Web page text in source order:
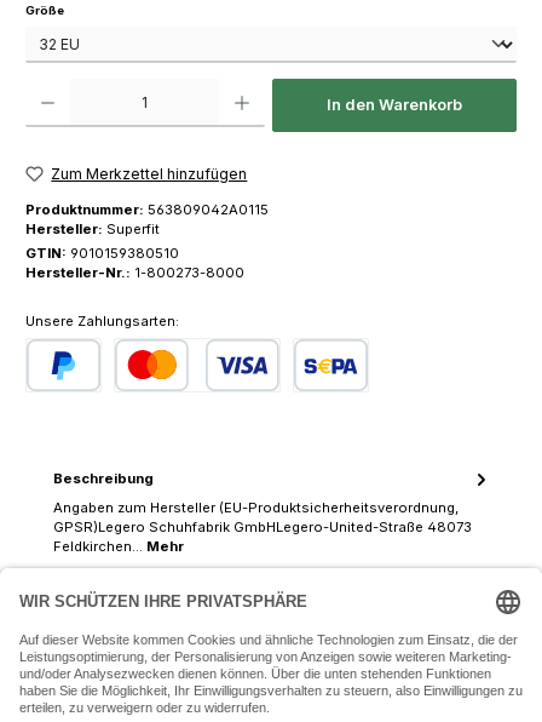
Größeauswählen
In den Warenkorb
Zum Merkzettel hinzufügen
Produktnummer: 563809042A0115
Hersteller: Superfit
GTIN: 9010159380510
Hersteller-Nr.: 1-800273-8000
Unsere Zahlungsarten:
Beschreibung
Angaben zum Hersteller (EU-Produktsicherheitsverordnung,
GPSR)Legero Schuhfabrik GmbHLegero-United-Straße 48073
Feldkirchen… Mehr
07243 54050 (Mo-Fr: 9.30 - 18:30 Uhr Sa: 9:30 - 16 Uhr)
SERVICE-HOTLINE